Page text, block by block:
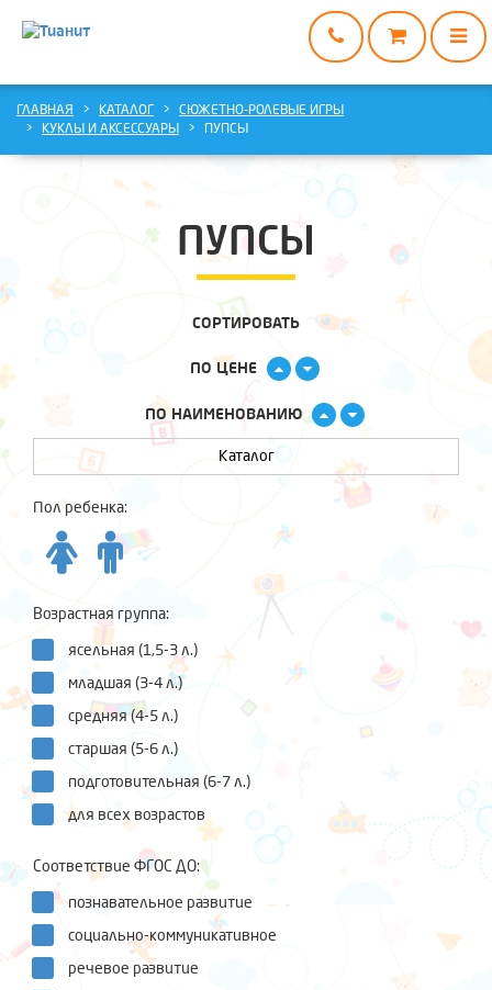
ГЛАВНАЯ
КАТАЛОГ
ОПЛАТА
ВАРИАНТЫ
СОТРУДНИЧЕСТВА
ГЛАВНАЯ КАТАЛОГ
СЮЖЕТНО-РОЛЕВЫЕ ИГРЫ
КУКЛЫ И АКСЕССУАРЫ
ПУПСЫ
ПУПСЫ
СОРТИРОВАТЬ
ПО ЦЕНЕ
ПО НАИМЕНОВАНИЮ
Каталог
Пол ребенка:
Возрастная группа:
ясельная (1,5-3 л.)
младшая (3-4 л.)
средняя (4-5 л.)
старшая (5-6 л.)
подготовительная (6-7 л.)
для всех возрастов
Соответствие ФГОС ДО:
познавательное развитие
социально-коммуникативное
речевое развитие